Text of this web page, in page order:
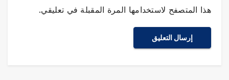
هذا المتصفح لاستخدامها المرة المقبلة في تعليقي.